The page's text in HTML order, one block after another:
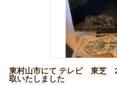
東村山市にて テレビ 東芝
取いたしました